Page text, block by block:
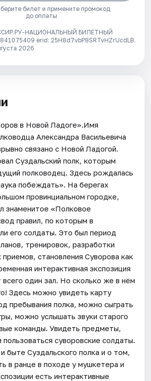
билет и примените промокод
до оплаты
НАЦИОНАЛЬНЫЙ БИЛЕТНЫЙ
erid: 25H8d7vbP8SRTvHZrUcdLB.
2026
в Новой Ладоге».Имя
Александра Васильевича
связано с Новой Ладогой.
Суздальский полк, которым
полководец. Здесь рождалась
побеждать». На берегах
провинциальном городке,
знаменитое «Полковое
правил, по которым в
его солдаты. Это был период
тренировок, разработки
приемов, становления Суворова как
интерактивная экспозиция
всего один зал. Но сколько же в нём
Здесь можно увидеть карту
пребывания полка, можно сыграть
можно услышать звуки старого
команды. Увидеть предметы,
суворовские солдаты.
быте Суздальского полка и о том,
в ранце в походе у мушкетера и
есть интерактивные